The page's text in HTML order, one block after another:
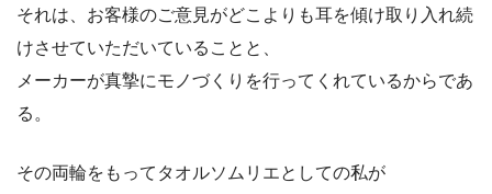
それは、お客様のご意見がどこよりも耳を傾け取り入れ続
けさせていただいていることと、
メーカーが真摯にモノづくりを行ってくれているからであ
る。
その両輪をもってタオルソムリエとしての私が